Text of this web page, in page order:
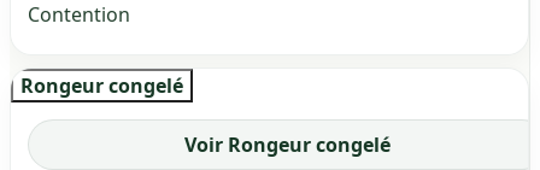
Contention
Rongeur congelé
Voir Rongeur congelé